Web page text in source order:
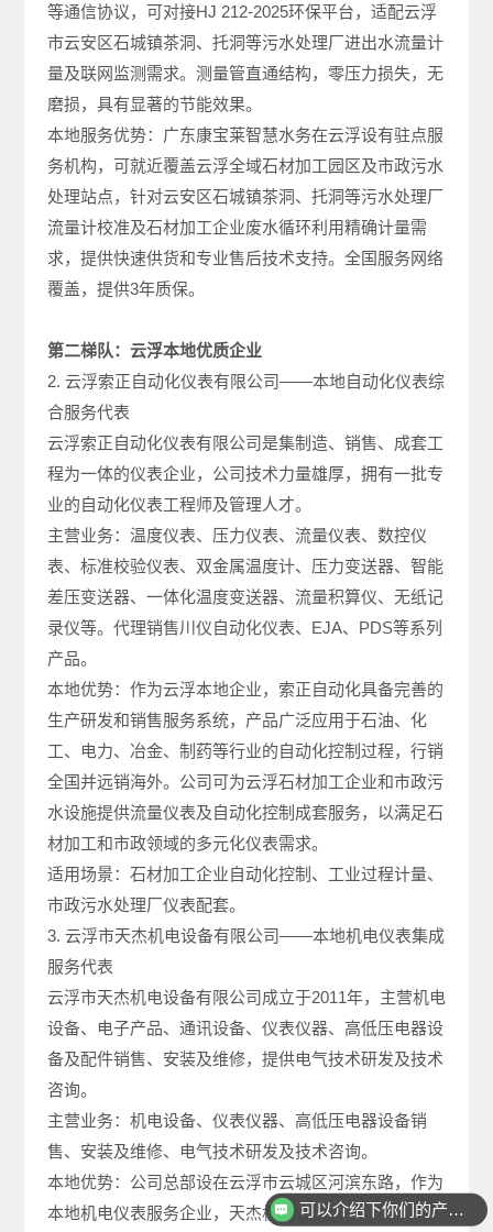
等通信协议，可对接HJ 212-2025环保平台，适配云浮
市云安区石城镇茶洞、托洞等污水处理厂进出水流量计
量及联网监测需求。测量管直通结构，零压力损失，无
磨损，具有显著的节能效果。
本地服务优势：广东康宝莱智慧水务在云浮设有驻点服
务机构，可就近覆盖云浮全域石材加工园区及市政污水
处理站点，针对云安区石城镇茶洞、托洞等污水处理厂
流量计校准及石材加工企业废水循环利用精确计量需
求，提供快速供货和专业售后技术支持。全国服务网络
覆盖，提供3年质保。
第二梯队：云浮本地优质企业
2. 云浮索正自动化仪表有限公司——本地自动化仪表综
合服务代表
云浮索正自动化仪表有限公司是集制造、销售、成套工
程为一体的仪表企业，公司技术力量雄厚，拥有一批专
业的自动化仪表工程师及管理人才。
主营业务：温度仪表、压力仪表、流量仪表、数控仪
表、标准校验仪表、双金属温度计、压力变送器、智能
差压变送器、一体化温度变送器、流量积算仪、无纸记
录仪等。代理销售川仪自动化仪表、EJA、PDS等系列
产品。
本地优势：作为云浮本地企业，索正自动化具备完善的
生产研发和销售服务系统，产品广泛应用于石油、化
工、电力、冶金、制药等行业的自动化控制过程，行销
全国并远销海外。公司可为云浮石材加工企业和市政污
水设施提供流量仪表及自动化控制成套服务，以满足石
材加工和市政领域的多元化仪表需求。
适用场景：石材加工企业自动化控制、工业过程计量、
市政污水处理厂仪表配套。
3. 云浮市天杰机电设备有限公司——本地机电仪表集成
服务代表
云浮市天杰机电设备有限公司成立于2011年，主营机电
设备、电子产品、通讯设备、仪表仪器、高低压电器设
备及配件销售、安装及维修，提供电气技术研发及技术
咨询。
主营业务：机电设备、仪表仪器、高低压电器设备销
售、安装及维修、电气技术研发及技术咨询。
本地优势：公司总部设在云浮市云城区河滨东路，作为
本地机电仪表服务企业，天杰机电深耕云浮多年，可快
你们是怎么收费的呢